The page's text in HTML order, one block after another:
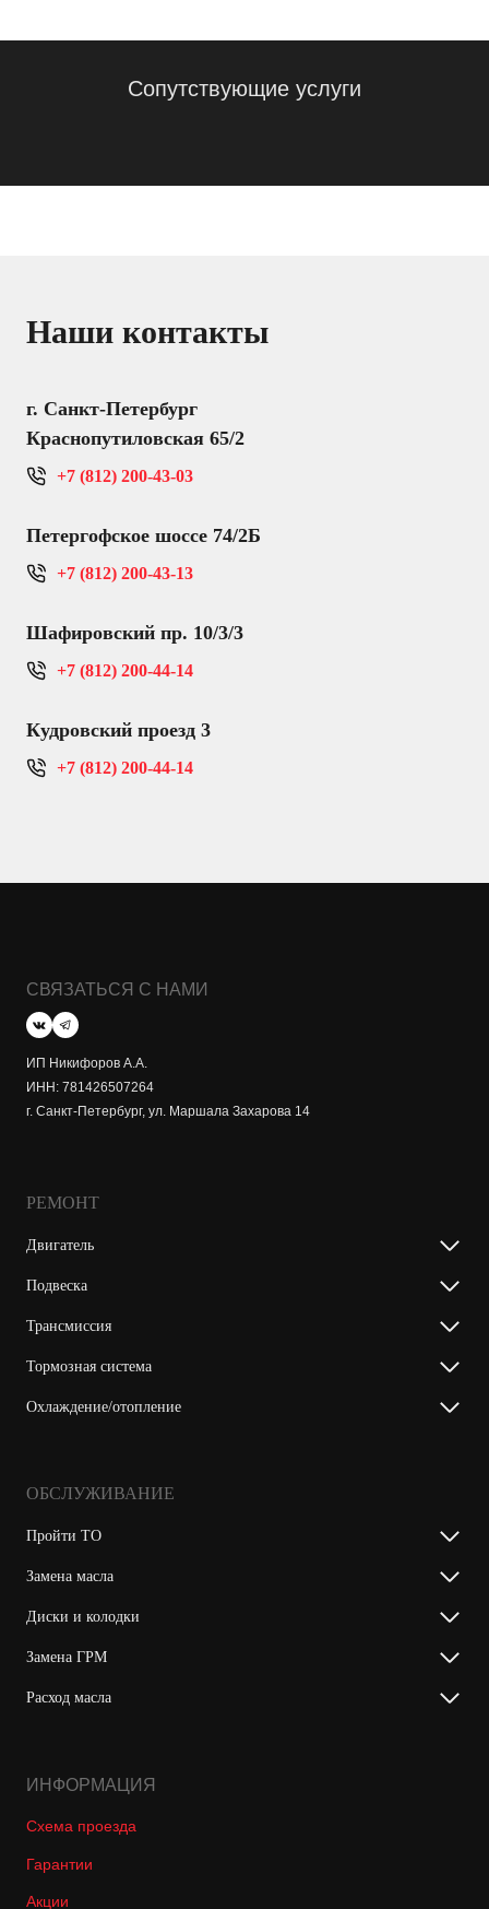
Сопутствующие услуги
Наши контакты
г. Санкт-Петербург
Краснопутиловская 65/2
+7 (812) 200-43-03
Петергофское шоссе 74/2Б
+7 (812) 200-43-13
Шафировский пр. 10/3/3
+7 (812) 200-44-14
Кудровский проезд 3
+7 (812) 200-44-14
СВЯЗАТЬСЯ С НАМИ
ИП Никифоров А.А.
ИНН: 781426507264
г. Санкт-Петербург, ул. Маршала Захарова 14
РЕМОНТ
Двигатель
Подвеска
Трансмиссия
Тормозная система
Охлаждение/отопление
ОБСЛУЖИВАНИЕ
Пройти ТО
Замена масла
Диски и колодки
Замена ГРМ
Расход масла
ИНФОРМАЦИЯ
Схема проезда
Гарантии
Акции